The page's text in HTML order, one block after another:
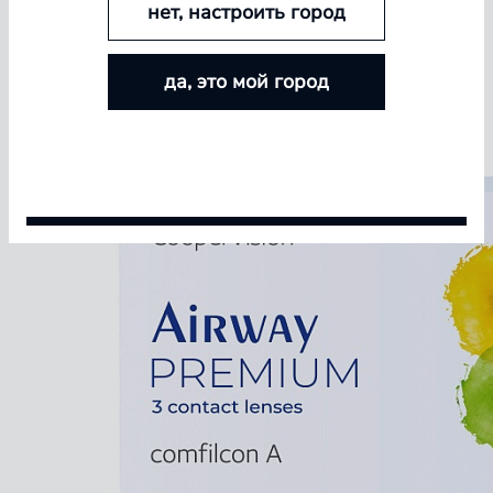
БОЛЬШЕ ЛИНЗ — БОЛЬШЕ СКИДКА
Покупайте контактные линзы Airway и увеличивайте
размер скидки — от 5% до 15%
нет, настроить город
да, это мой город